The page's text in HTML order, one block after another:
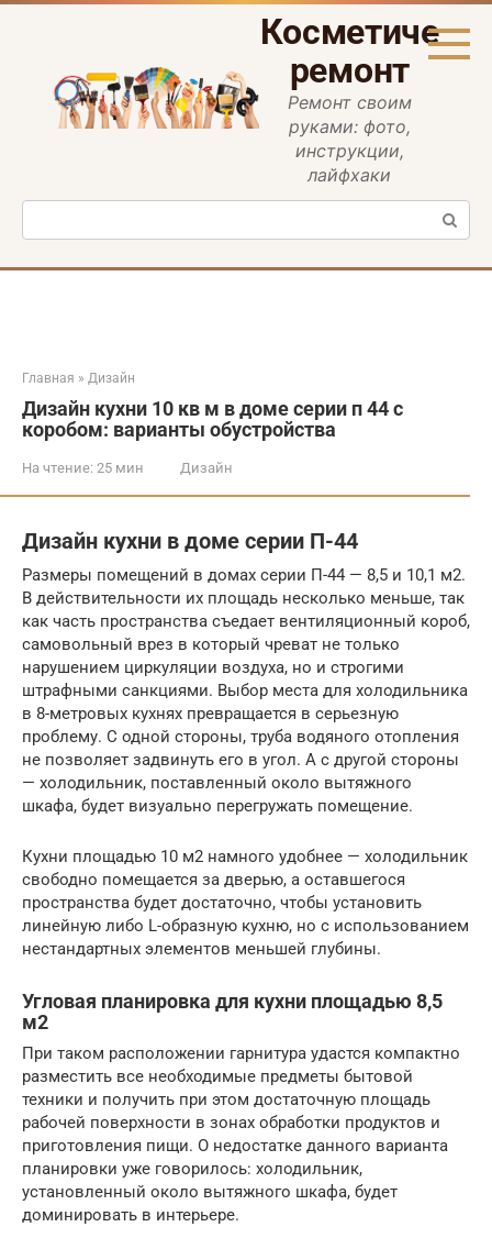
Перейти
ремонт
Ремонт своим
руками: фото,
инструкции,
лайфхаки
Поиск:
Главная » Дизайн
Дизайн кухни 10 кв м в доме серии п 44 с
коробом: варианты обустройства
На чтение: 25 мин Дизайн
Дизайн кухни в доме серии П-44
Размеры помещений в домах серии П-44 — 8,5 и 10,1 м2.
В действительности их площадь несколько меньше, так
как часть пространства съедает вентиляционный короб,
самовольный врез в который чреват не только
нарушением циркуляции воздуха, но и строгими
штрафными санкциями. Выбор места для холодильника
в 8-метровых кухнях превращается в серьезную
проблему. С одной стороны, труба водяного отопления
не позволяет задвинуть его в угол. А с другой стороны
— холодильник, поставленный около вытяжного
шкафа, будет визуально перегружать помещение.
Кухни площадью 10 м2 намного удобнее — холодильник
свободно помещается за дверью, а оставшегося
пространства будет достаточно, чтобы установить
линейную либо L-образную кухню, но с использованием
нестандартных элементов меньшей глубины.
Угловая планировка для кухни площадью 8,5
м2
При таком расположении гарнитура удастся компактно
разместить все необходимые предметы бытовой
техники и получить при этом достаточную площадь
рабочей поверхности в зонах обработки продуктов и
приготовления пищи. О недостатке данного варианта
планировки уже говорилось: холодильник,
установленный около вытяжного шкафа, будет
доминировать в интерьере.